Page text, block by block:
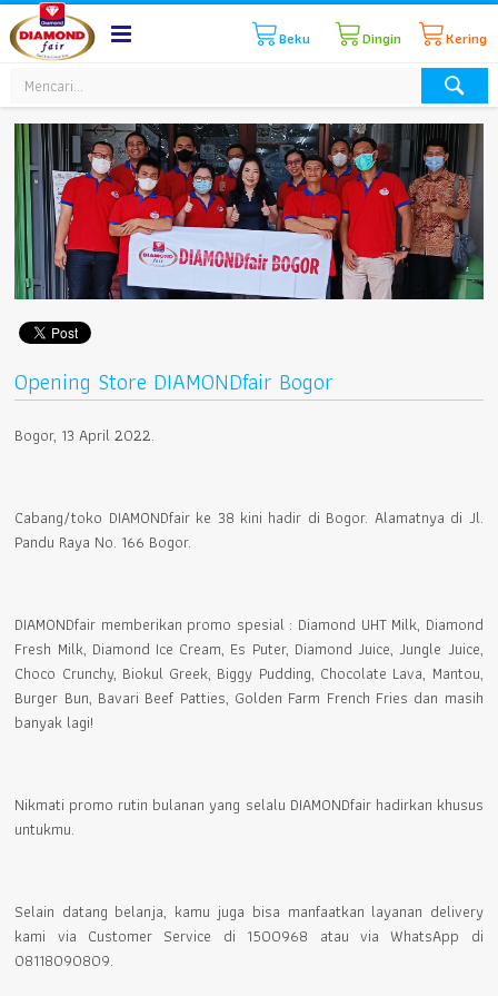
Kering
Dingin
Beku
Opening Store DIAMONDfair Bogor
Bogor, 13 April 2022.
Cabang/toko DIAMONDfair ke 38 kini hadir di Bogor. Alamatnya di Jl.
Pandu Raya No. 166 Bogor.
DIAMONDfair memberikan promo spesial : Diamond UHT Milk, Diamond
Fresh Milk, Diamond Ice Cream, Es Puter, Diamond Juice, Jungle Juice,
Choco Crunchy, Biokul Greek, Biggy Pudding, Chocolate Lava, Mantou,
Burger Bun, Bavari Beef Patties, Golden Farm French Fries dan masih
banyak lagi!
Nikmati promo rutin bulanan yang selalu DIAMONDfair hadirkan khusus
untukmu.
Selain datang belanja, kamu juga bisa manfaatkan layanan delivery
kami via Customer Service di 1500968 atau via WhatsApp di
08118090809.